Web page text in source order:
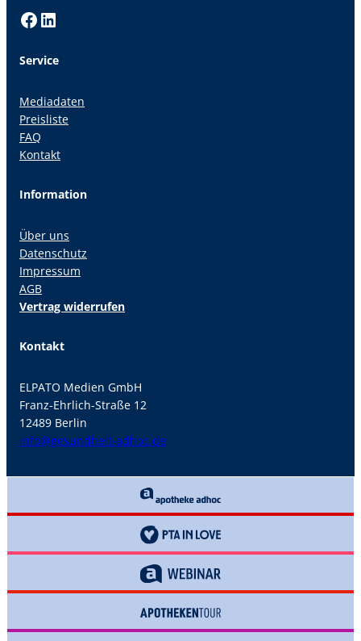
Facebook LinkedIn
Service
Mediadaten
Preisliste
FAQ
Kontakt
Information
Über uns
Datenschutz
Impressum
AGB
Vertrag widerrufen
Kontakt
ELPATO Medien GmbH
Franz-Ehrlich-Straße 12
12489 Berlin
info@gesundheit-adhoc.de